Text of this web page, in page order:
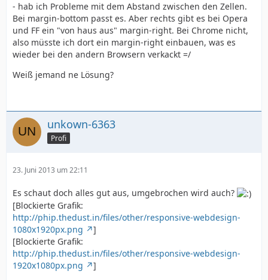
- hab ich Probleme mit dem Abstand zwischen den Zellen.
Bei margin-bottom passt es. Aber rechts gibt es bei Opera
und FF ein "von haus aus" margin-right. Bei Chrome nicht,
also müsste ich dort ein margin-right einbauen, was es
wieder bei den andern Browsern verkackt =/
Weiß jemand ne Lösung?
unkown-6363
Profi
23. Juni 2013 um 22:11
Es schaut doch alles gut aus, umgebrochen wird auch?
[Blockierte Grafik:
http://phip.thedust.in/files/other/responsive-webdesign-
1080x1920px.png
]
[Blockierte Grafik:
http://phip.thedust.in/files/other/responsive-webdesign-
1920x1080px.png
]